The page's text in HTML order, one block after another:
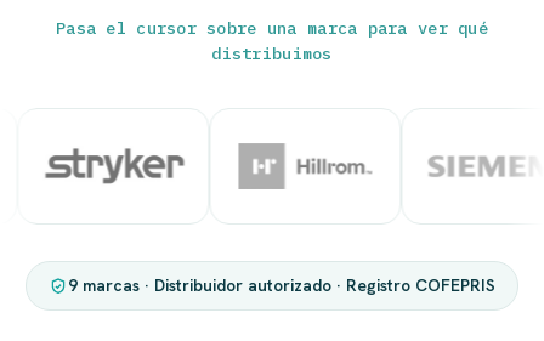
Pasa el cursor sobre una marca para ver qué
distribuimos
9 marcas · Distribuidor autorizado · Registro COFEPRIS